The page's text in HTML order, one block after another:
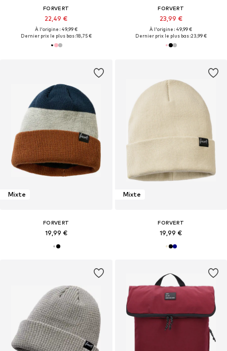
FORVERT
22,49 €
À l'origine : 49,99 €
Dernier prix le plus bas :18,75 €
FORVERT
23,99 €
À l'origine : 49,99 €
Dernier prix le plus bas :23,99 €
Mixte
FORVERT
19,99 €
Mixte
FORVERT
19,99 €